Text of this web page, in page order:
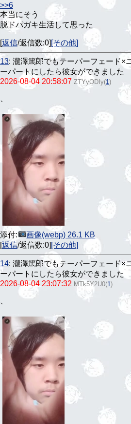
>>6
本当にそう
脱ドパガキ生活して思った
[返信/返信数:0][その他]
13: 瀧澤篤郎でもテーパーフェード×
ーパートにしたら彼女ができました
2026-08-04 20:58:07 ZTYyODIy(1 )
添付:
画像(webp) 26.1 KB
[返信/返信数:0] [その他]
14: 瀧澤篤郎でもテーパーフェード×
ーパートにしたら彼女ができました
2026-08-04 23:07:32 MTk5Y2U0(1)